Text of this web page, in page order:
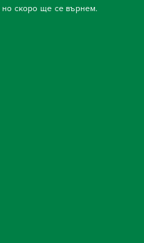
скоро ще се върнем.